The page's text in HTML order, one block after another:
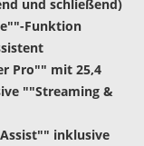
und schließend)
Funktion
Pro"" mit 25,4
""Streaming &
inklusive